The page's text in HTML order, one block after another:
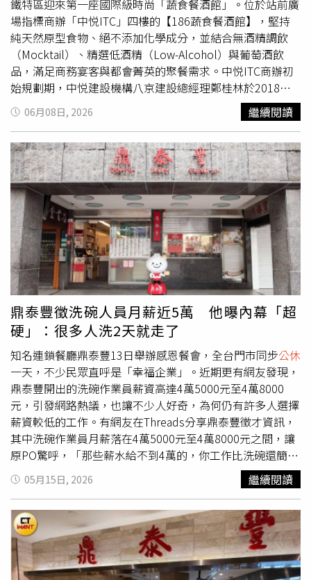
識，當年奉子成婚，目前育有一對兒女。兩人在戲劇界的成
績都很不錯，楊銘威以《我的婆婆怎麼那麼可愛》與《此時
此刻》入圍過金鐘男配角獎，方志友則因《本日公休》拿下
金馬女配角的肯定。不過結婚11年的兩人先前傳出婚變消
息，但方志友先前受訪時表示婚姻狀態一切如常，並說：
「如果有變動的話，我也會誠實跟大家講，大家不要擔心也
不要再聽信謠言。」
鐵特區迎來第一座國際級時尚「蔬食餐酒館」。位於站前廣
場指標商辦「中悦ITC」四樓的【186蔬食餐酒館】，堅持
純天然原型食物、絕不添加化學成分，並結合無酒精調飲
（Mocktail）、精選低酒精（Low-Alcohol）與葡萄酒飲
品，滿足商務宴客與都會菁英的聚餐需求。中悦ITC商辦初
始規劃期，中悦建設機構八京建設總經理鄭桂林於2018年
海外考察如何落實ESG時，意外發現歐美澳地區的頂級商辦
已開始導入原食物無化學添加的純素（Vegan）與五辛素/蛋
奶素（Vegetarian）的蔬食餐酒館，旨在提供健康低負擔的
天然飲食，並鼓勵葷食者輕鬆品味、降低轉變門檻。蔬食能
友善提升動物福祉，更因減少畜牧業的土地資源浪費、溫室
氣體排放與加工碳排，成為最快速為地球減碳的簡單方式，
深受新世代樂活時尚人士的推崇。衛福部金帽獎主廚游輝智
(中)、暨八京建築團隊舉杯慶祝。（圖片提供／中悦ITC）
中悦ITC房東高標準 助攻青年創業理念升等因此，中悦ITC
自規劃之初即定位為ESG頂級商辦，導入「吃蔬食減碳」、
讓葷食者也愛吃的蔬食餐酒館為核心宗旨。中悦ITC落成
後，鄭桂林總經理深感落實純天然原形食物、零化學添加的
嚴苛要求，實屬不易；遂決定以房東立場，招商熱衷廚藝的
有志青年，他無償分享國外考察的know-how與理念，提供
場域空間，以建築人蓋房子的嚴格精神，輔助這些青年團隊
創業【186蔬食餐酒館】。透過「多吃無化學添加物的健康
蔬食、減少葷食」落實ESG產業與社會轉型，達成4個共好
理念：1環境共好：單純自然飲食，減輕資源能源負擔，讓
地球更好。2動物共好：減少不人道的牲畜圈養與宰殺，讓
動物生存權更好。3健康共好：無負擔純淨飲食，減少醫療
資源浪費，讓身體健康更好。4志業共好：料理從業人員無
須宰殺動物，良善循環落實餐飲志業。環境部肯定：專為葷
食者味蕾！186蔬食餐酒館把健康還給您「186蔬食餐酒
館」甫正式對外開幕，即榮獲環境部「淨零綠生活」的【綠
食飯桌】選拔評選認證。堅持「把健康還給您」，致力提供
無化學添加的純淨料理。團隊打破大眾對傳統素食加工品的
刻板印象，將餐廳定位為「專為葷食者烹飪」的餐酒館，讓
習慣葷食的商務客也能享受純植健康料理的震撼。為確保最
高品質，186在食材把關上堅守「四大原則」：■有機在
06月08日, 2026 繼續閱讀
鼎泰豐徵洗碗人員月薪近5萬 他曝內幕「超
硬」：很多人洗2天就走了
知名連鎖餐廳鼎泰豐13日舉辦感恩餐會，全台門市同步公休
一天，不少民眾直呼是「幸福企業」。近期更有網友發現，
鼎泰豐開出的洗碗作業員薪資高達4萬5000元至4萬8000
元，引發網路熱議，也讓不少人好奇，為何仍有許多人選擇
薪資較低的工作。有網友在Threads分享鼎泰豐徵才資訊，
其中洗碗作業員月薪落在4萬5000元至4萬8000元之間，讓
原PO驚呼，「那些薪水給不到4萬的，你工作比洗碗還簡單
嗎？」除了洗碗職缺外，鼎泰豐也同步招募餐廳整理員，月
薪自4萬2000元起，工作地點位於台北與新竹地區，另外每
季還可領取1萬2000元區域獎金。原PO直言，「真的不知
道那些薪資3萬3000元以下的，為什麼不趕快去鼎泰豐應
徵，馬上加薪1萬元以上。」貼文曝光後，引發不少網友討
論。不少曾接觸餐飲業的網友表示，鼎泰豐對員工要求相當
嚴格，從溝通方式、服務態度到衛生習慣，甚至身體健康狀
05月15日, 2026 繼續閱讀